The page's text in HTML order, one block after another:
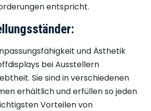
entspricht.
und Ästhetik
bei Ausstellern
Sie sind in verschiedenen
erhältlich und erfüllen so jeden
Vorteilen von